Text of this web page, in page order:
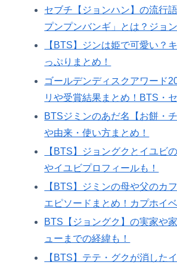
セブチ【ジョンハン】の流行
プンプンバンギ」とは？ジョ
【BTS】ジンは姫で可愛い？
っぷりまとめ！
ゴールデンディスクアワード
リや受賞結果まとめ！BTS・
BTSジミンのあだ名【お餅・
や由来・使い方まとめ！
【BTS】ジョングクとイユビ
やイユビプロフィールも！
【BTS】ジミンの母や父のカ
エピソードまとめ！カプホイ
BTS【ジョングク】の実家や
ューまでの経緯も！
【BTS】テテ・グクが消した